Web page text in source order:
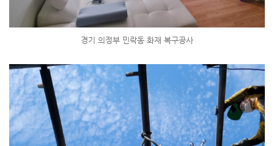
경기 의정부 민락동 화재 복구공사